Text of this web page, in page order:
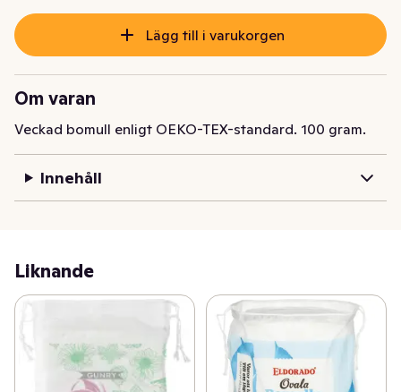
Lägg till i varukorgen
Om varan
Veckad bomull enligt OEKO-TEX-standard. 100 gram.
Innehåll
Liknande